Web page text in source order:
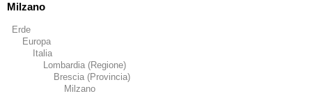
Milzano
Erde
Europa
Italia
Lombardia (Regione)
Brescia (Provincia)
Milzano